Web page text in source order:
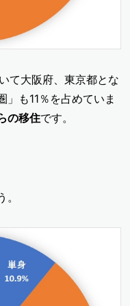
て大阪府、東京都とな
」も11％を占めていま
の移住です。